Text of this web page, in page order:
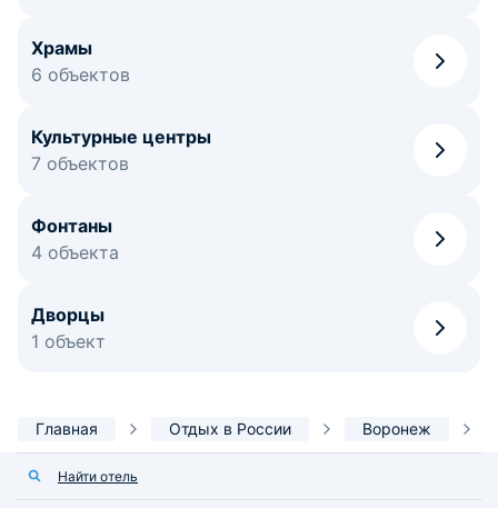
Храмы
6 объектов
Культурные центры
7 объектов
Фонтаны
4 объекта
Дворцы
1 объект
Главная Отдых в России Воронеж
Найти отель